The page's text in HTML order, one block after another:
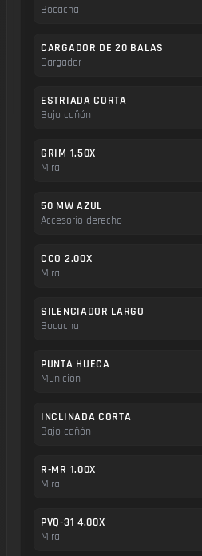
Bocacha
CARGADOR DE 20 BALAS
Cargador
ESTRIADA CORTA
Bajo cañón
GRIM 1.50X
Mira
50 MW AZUL
Accesorio derecho
CCO 2.00X
Mira
SILENCIADOR LARGO
Bocacha
PUNTA HUECA
Munición
INCLINADA CORTA
Bajo cañón
R-MR 1.00X
Mira
PVQ-31 4.00X
Mira